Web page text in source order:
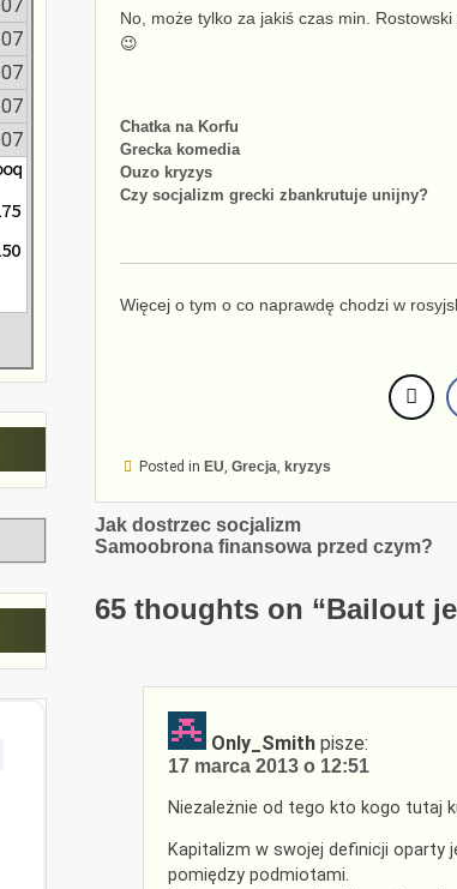
No, może tylko za jakiś czas min. Rostowski
😉
Chatka na Korfu
Grecka komedia
Ouzo kryzys
Czy socjalizm grecki zbankrutuje unijny?
Więcej o tym o co naprawdę chodzi w
Posted in EU Grecja kryzys
Nawigacja
wpisu
Jak dostrzec socjalizm
Samoobrona finansowa przed czym?
65 thoughts on “Bailout
Only_Smith pisze:
17 marca 2013 o 12:51
Niezależnie od tego kto kogo tutaj
Kapitalizm w swojej definicji oparty
pomiędzy podmiotami.